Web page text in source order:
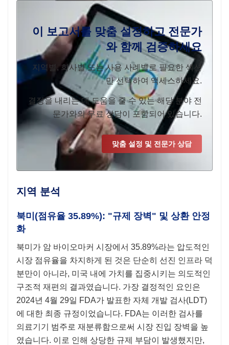
이 보고서를 맞춤 설정하고 전문가
와 함께 검증하세요
지역별, 회사별 또는 사용 사례별로 필요한 섹션
만 선택하여 액세스하세요.
결정을 내리는 데 도움을 줄 수 있는 해당 분야 전
문가와의 무료 상담이 포함되어 있습니다.
맞춤 설정 및 전문가 상담
지역 분석
북미(점유율 35.89%): "규제 장벽" 및 상환 안정
화
북미가 암 바이오마커 시장에서 35.89%라는 압도적인
시장 점유율을 차지하게 된 것은 단순히 선진 인프라 덕
분만이 아니라, 미국 내에 가치를 집중시키는 의도적인
구조적 재편의 결과였습니다. 가장 결정적인 요인은
2024년 4월 29일 FDA가 발표한 자체 개발 검사(LDT)
에 대한 최종 규정이었습니다. FDA는 이러한 검사를
의료기기 범주로 재분류함으로써 시장 진입 장벽을 높
였습니다. 이로 인해 상당한 규제 부담이 발생했지만,